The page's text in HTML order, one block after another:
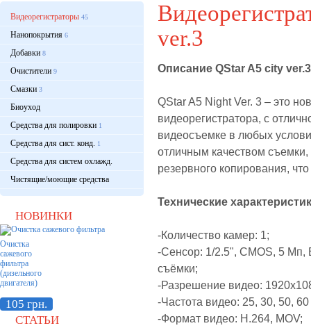
Видеорегистраторы 45
Нанопокрытия 6
Добавки 8
Очистители 9
Смазки 3
Биоуход
Средства для полировки 1
Средства для сист. конд. 1
Средства для систем охлажд.
Чистящие/моющие средства
НОВИНКИ
Очистка
сажевого
фильтра
(дизельного
двигателя)
105 грн.
СТАТЬИ
ver.3
Описание QStar A5 city
QStar A5 Night Ver. 3 – это
видеорегистратора, с
видеосъемке в любых
отличным качеством
резервного копирования,
Технические
-Количество камер: 1;
-Сенсор: 1/2.5", CMOS, 5 Мп,
съёмки;
-Разрешение видео:
-Частота видео: 25, 30, 50, 60
-Формат видео: H.264, MOV;